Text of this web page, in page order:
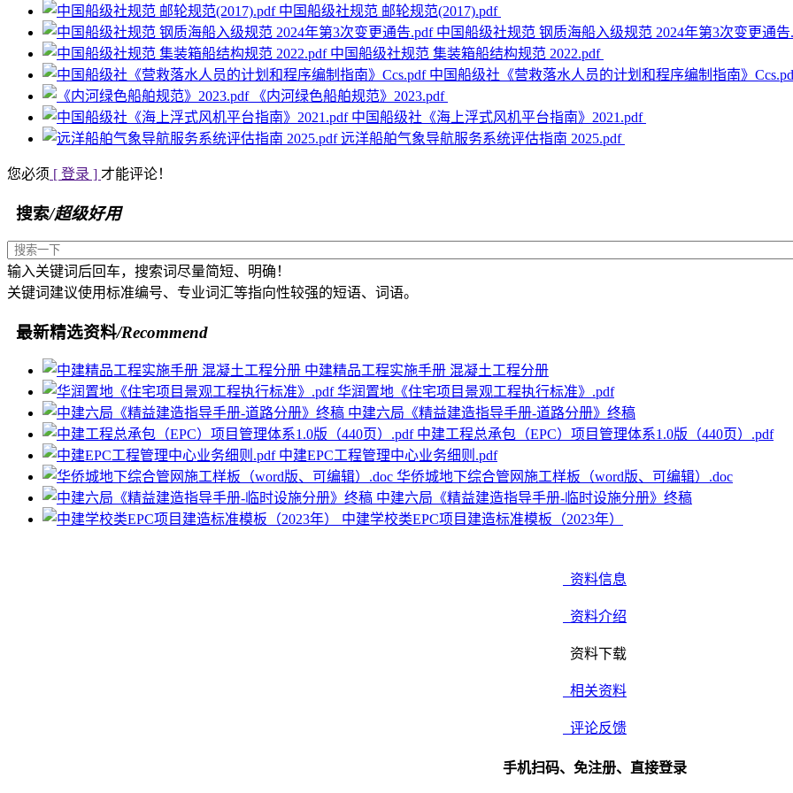
中国船级社规范 邮轮规范(2017).pdf
中国船级社规范 钢质海船入级规范 2024年第3次变更通
中国船级社规范 集装箱船结构规范 2022.pdf
中国船级社《营救落水人员的计划和程序编制指南》
《内河绿色船舶规范》2023.pdf
中国船级社《海上浮式风机平台指南》2021.pdf
远洋船舶气象导航服务系统评估指南 2025.pdf
您必须 [ 登录 ] 才能评论！
搜索/超级好用
输入关键词后回车，搜索词尽量简短、明确！
关键词建议使用标准编号、专业词汇等指向性较强的短语、词语。
最新精选资料/Recommend
中建精品工程实施手册 混凝土工程分册
华润置地《住宅项目景观工程执行标准》.pdf
中建六局《精益建造指导手册-道路分册》终稿
中建工程总承包（EPC）项目管理体系1.0版（440页）.pdf
中建EPC工程管理中心业务细则.pdf
华侨城地下综合管网施工样板（word版、可编辑）.doc
中建六局《精益建造指导手册-临时设施分册》终稿
中建学校类EPC项目建造标准模板（2023年）
资料信息
资料介绍
资料下载
相关资料
评论反馈
手机扫码、免注册、直接登录